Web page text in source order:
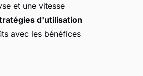
et une vitesse
d'utilisation
avec les bénéfices